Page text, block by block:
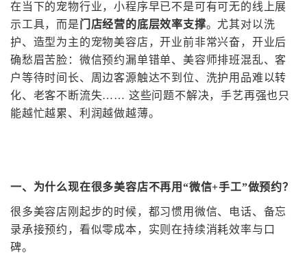
在当下的宠物行业，小程序早已不是可有可无的线上展
示工具，而是门店经营的底层效率支撑。尤其对以洗
护、造型为主的宠物美容店，开业前非常兴奋，开业后
确愁眉苦脸： 微信预约漏单错单、美容师排班混乱、客
户等待时间长、周边客源触达不到位、洗护用品难以转
化、老客不断流失…… 这些问题不解决，手艺再强也只
能越忙越累、利润越做越薄。
一、为什么现在很多美容店不再用“微信+手工”做预约？
很多美容店刚起步的时候，都习惯用微信、电话、备忘
录承接预约，看似零成本，实则在持续消耗效率与口
碑。